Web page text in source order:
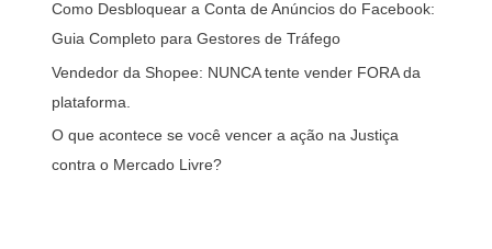
Como Desbloquear a Conta de Anúncios do Facebook:
Guia Completo para Gestores de Tráfego
Vendedor da Shopee: NUNCA tente vender FORA da
plataforma.
O que acontece se você vencer a ação na Justiça
contra o Mercado Livre?